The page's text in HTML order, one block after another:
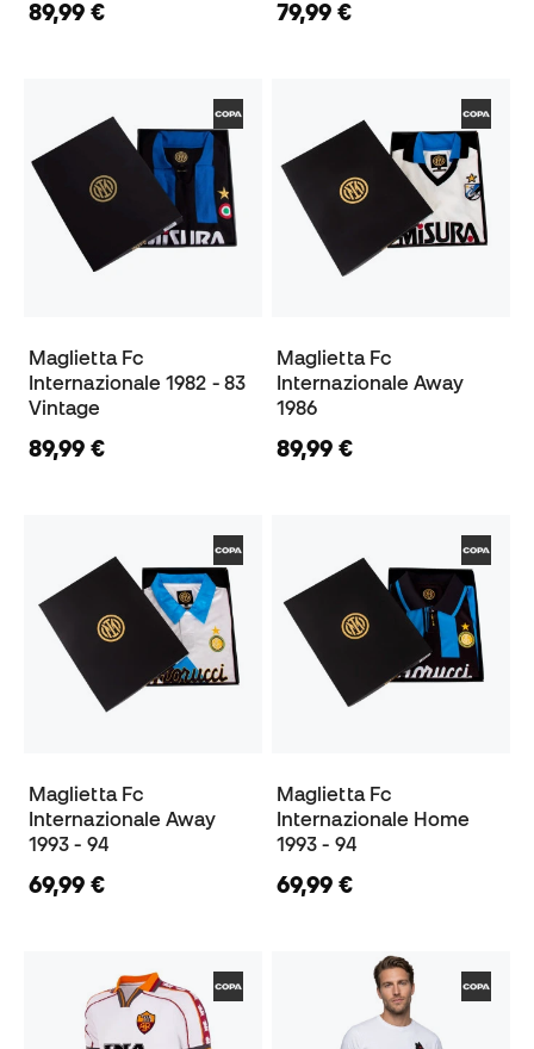
89,99 € 79,99 €
Maglietta Fc
Internazionale 1982 - 83
Vintage
89,99 €
Maglietta Fc
Internazionale Away
1986
89,99 €
Maglietta Fc
Internazionale Away
1993 - 94
69,99 €
Maglietta Fc
Internazionale Home
1993 - 94
69,99 €